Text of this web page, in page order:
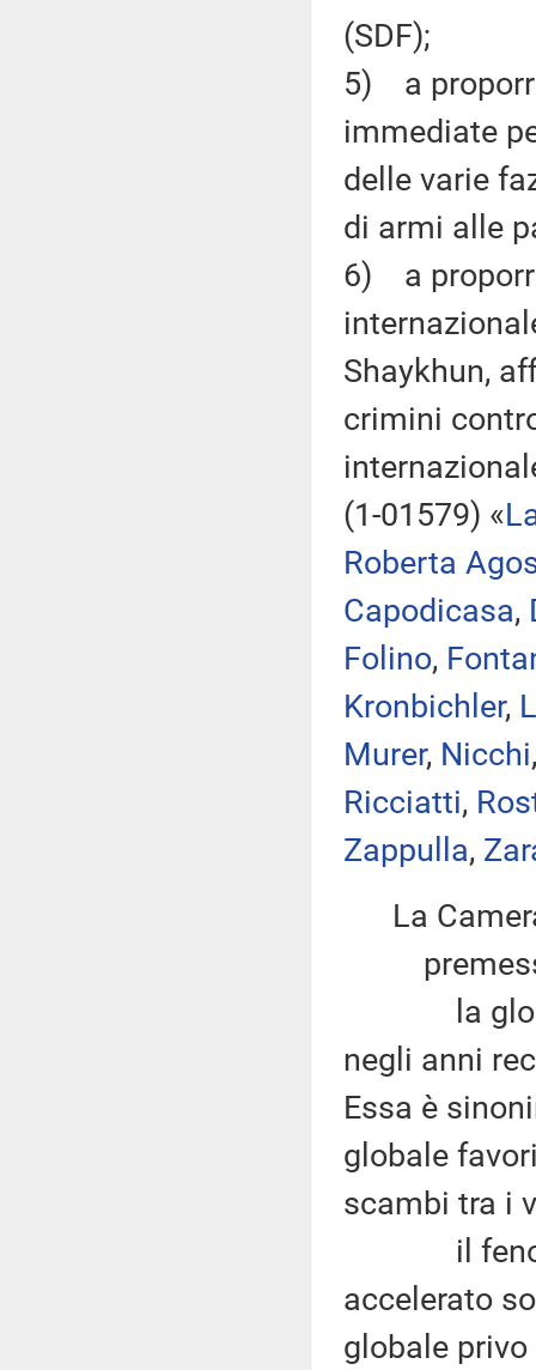
(SDF);
5) a
immediate
delle varie
di armi alle
6) a
Shaykhun,
crimini
(1-01579) «
Roberta
Capodicasa,
Folino,
Kronbichler,
Murer, Nicchi
Ricciatti,
Zappulla,
La
la
negli anni
Essa è
globale
scambi tra i
il
accelerato
globale